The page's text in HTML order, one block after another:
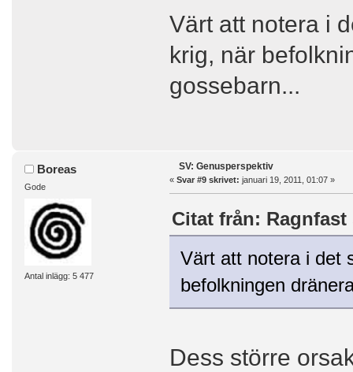
Värt att notera i
krig, när
gossebarn...
Boreas
Gode
Antal inlägg: 5 477
SV: Genusperspektiv
« Svar #9 skrivet: januari 19, 2011, 01:07 »
Citat från: Ragnfast
Värt att notera i det
befolkningen
Dess större